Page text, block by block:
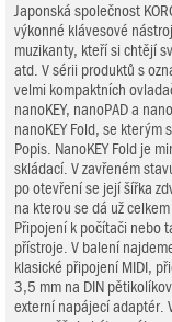
Japonská společnost
výkonné klávesové
muzikanty, kteří si chtějí
atd. V sérii produktů s
velmi kompaktních
nanoKEY, nanoPAD a
nanoKEY Fold, se kterým
Popis. NanoKEY Fold je
skládací. V zavřeném
po otevření se její šířka
na kterou se dá už
Připojení k počítači nebo
přístroje. V balení
klasické připojení MIDI,
3,5 mm na DIN
externí napájecí adaptér.